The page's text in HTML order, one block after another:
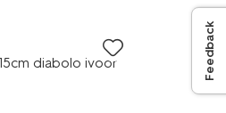
diabolo ivoor Feedback